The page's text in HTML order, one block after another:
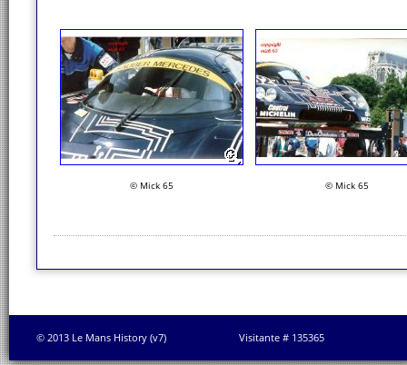
© Mick 65 © Mick 65
© 2013 Le Mans History (v7) Visitante # 135365